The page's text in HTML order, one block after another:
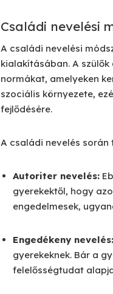
Családi nevelési
A családi nevelési
kialakításában. A
normákat, amelyeken
szociális környezete,
fejlődésére.
A családi nevelés
Autoriter nevelés:
gyerekektől, hogy
engedelmesek,
Engedékeny nevelés:
gyerekeknek. Bár a
felelősségtudat